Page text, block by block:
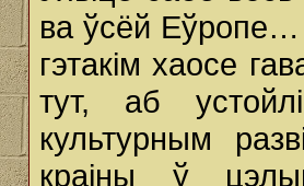
ва ўсёй
гэтакім хаосе
тут, аб
культурным
краіны ў